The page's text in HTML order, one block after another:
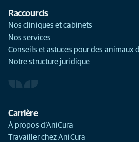
Raccourcis
Nos cliniques et cabinets
Nos services
Conseils et astuces pour des animaux
Notre structure juridique
Carrière
À propos d’AniCura
Travailler chez AniCura